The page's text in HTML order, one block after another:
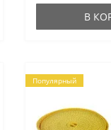
использования
перевозках гру..
В
Популярный